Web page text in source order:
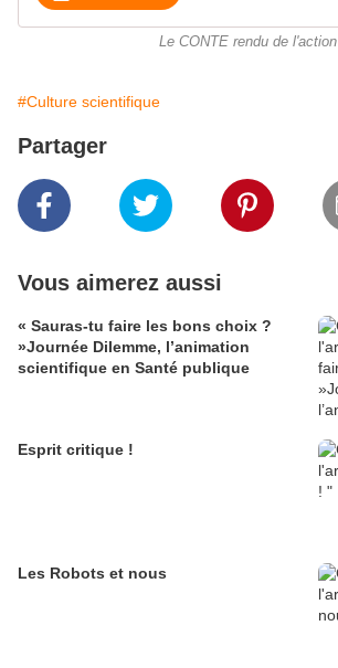
Le CONTE rendu de l'action
#Culture scientifique
Partager
Vous aimerez aussi
« Sauras-tu faire les bons choix ?
»Journée Dilemme, l’animation
scientifique en Santé publique
Esprit critique !
Les Robots et nous